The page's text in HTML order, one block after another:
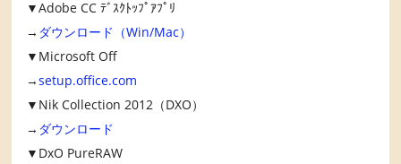
▼Adobe CC ﾃﾞｽｸﾄｯﾌﾟｱﾌﾟﾘ
→ ダウンロード（Win/Mac）
▼Microsoft Off
→setup.office.com
▼Nik Collection 2012（DXO）
→ ダウンロード
▼DxO PureRAW